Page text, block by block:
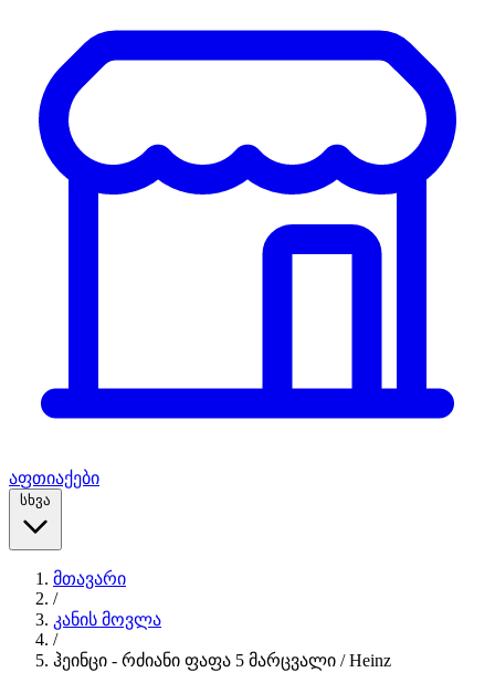
აფთიაქები
სხვა
მთავარი
/
კანის მოვლა
/
ჰეინცი - რძიანი ფაფა 5 მარცვალი / Heinz